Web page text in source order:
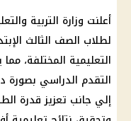
أعلنت وزارة التربية
لطلاب الصف الثالث
التعليمية المختلفة،
التقدم الدراسي بصورة
إلي جانب تعزيز قدرة